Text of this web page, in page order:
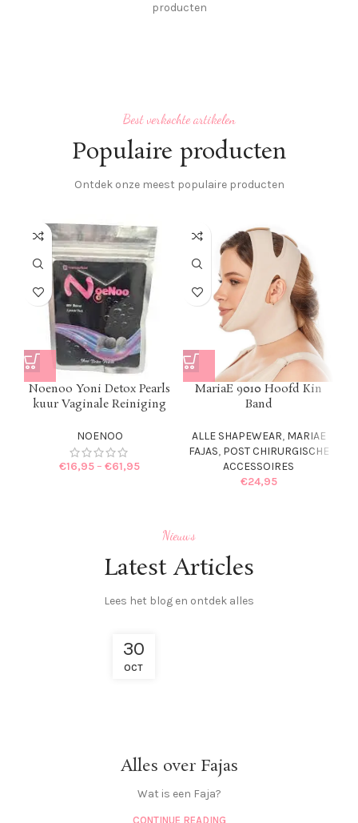
producten
Best verkochte artikelen
Populaire producten
Ontdek onze meest populaire producten
Noenoo Yoni Detox Pearls
kuur Vaginale Reiniging
NOENOO
€16,95– €61,95
MariaE 9010 Hoofd Kin
Band
ALLE SHAPEWEAR, MARIAE
FAJAS, POST CHIRURGISCHE
ACCESSOIRES
€24,95
Nieuws
Latest Articles
Lees het blog en ontdek alles
30
OCT
Alles over Fajas
Wat is een Faja?
CONTINUE READING